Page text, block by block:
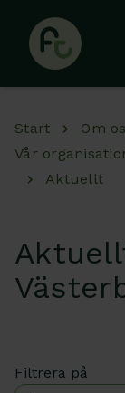
Start Om
Vår
Aktuellt
Filtrera på